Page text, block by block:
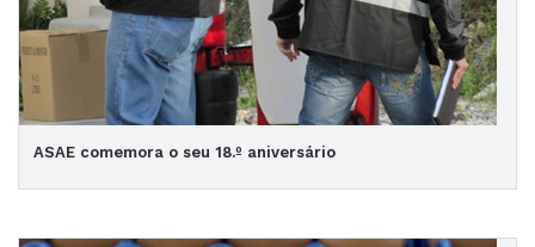
ASAE comemora o seu 18.º aniversário